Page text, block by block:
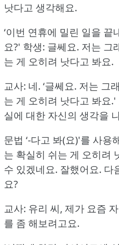
낫다고 생각해요.
‘이번 연휴에 밀린 일을 끝
요?' 학생: 글쎄요. 저는 그
는 게 오히려 낫다고 봐요.
교사: 네. ‘글쎄요. 저는 그
는 게 오히려 낫다고 봐요.'
실에 대한 자신의 생각을
문법 ‘-다고 봐(요)'를 사용
는 확실히 쉬는 게 오히려
수 있겠네요. 잘했어요. 다
요?
교사: 유리 씨, 제가 요즘
를 좀 해보려고요.